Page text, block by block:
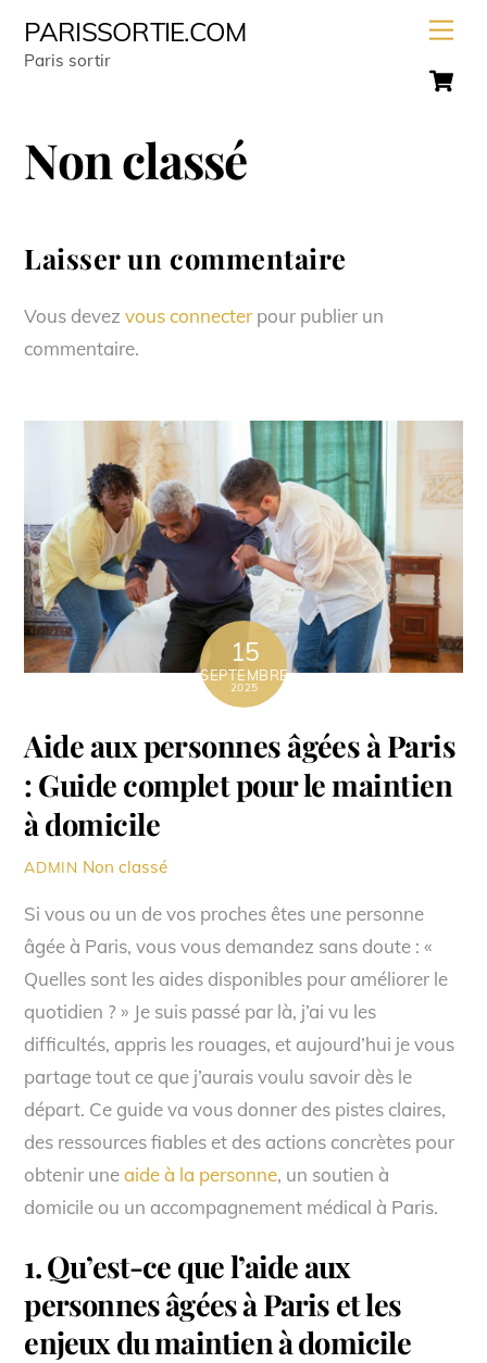
PARISSORTIE.COM
Paris sortir
Non classé
Laisser un commentaire
Vous devezvous connecter pour publier un
commentaire.
15
SEPTEMBRE
2025
Aide aux personnes âgées à Paris
: Guide complet pour le maintien
à domicile
ADMIN Non classé
Si vous ou un de vos proches êtes une personne
âgée à Paris, vous vous demandez sans doute : «
Quelles sont les aides disponibles pour améliorer le
quotidien ? » Je suis passé par là, j’ai vu les
difficultés, appris les rouages, et aujourd’hui je vous
partage tout ce que j’aurais voulu savoir dès le
départ. Ce guide va vous donner des pistes claires,
des ressources fiables et des actions concrètes pour
obtenir uneaide à la personne, un soutien à
domicile ou un accompagnement médical à Paris.
1. Qu’est-ce que l’aide aux
personnes âgées à Pariset les
enjeux du maintien à domicile